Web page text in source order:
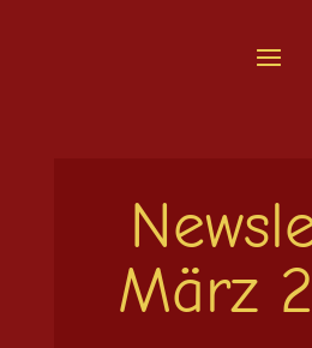
März